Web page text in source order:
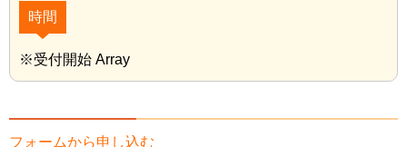
時間
※受付開始 Array
フォームから申し込む